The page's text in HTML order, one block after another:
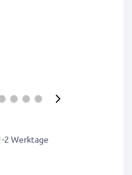
2 Werktage